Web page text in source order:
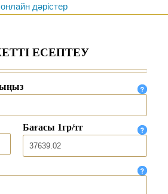
онлайн дәрістер